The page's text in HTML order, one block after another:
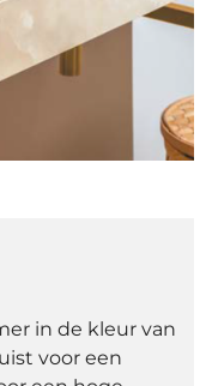
in de kleur van
voor een